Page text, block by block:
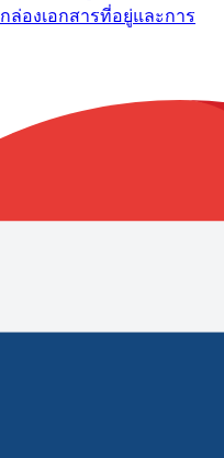
กล่องเอกสารที่อยู่และการ